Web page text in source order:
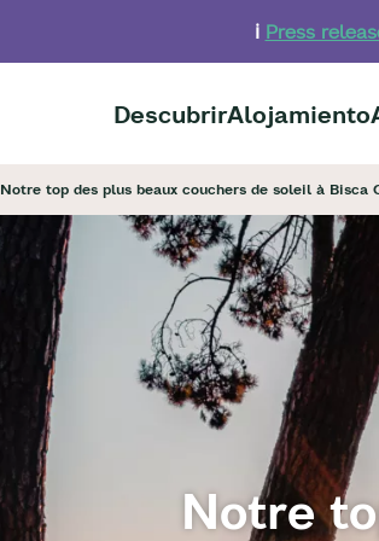
ℹ️ Press
DescubrirAlojamiento
Notre top des plus beaux couchers de soleil à Bisca
Notre